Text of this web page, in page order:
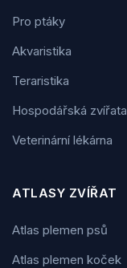
Pro ptáky
Akvaristika
Teraristika
Hospodářská zvířata
Veterinární lékárna
ATLASY ZVÍŘAT
Atlas plemen psů
Atlas plemen koček